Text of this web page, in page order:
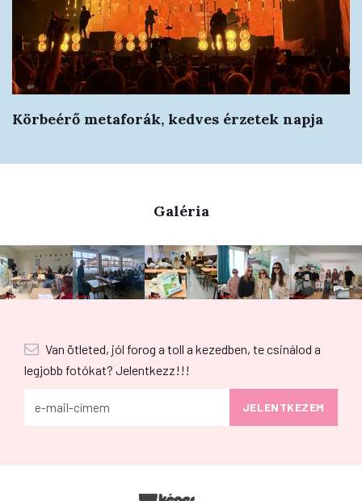
Körbeérő metaforák, kedves érzetek napja
Galéria
Van ötleted, jól forog a toll a kezedben, te csinálod a
legjobb fotókat? Jelentkezz!!!